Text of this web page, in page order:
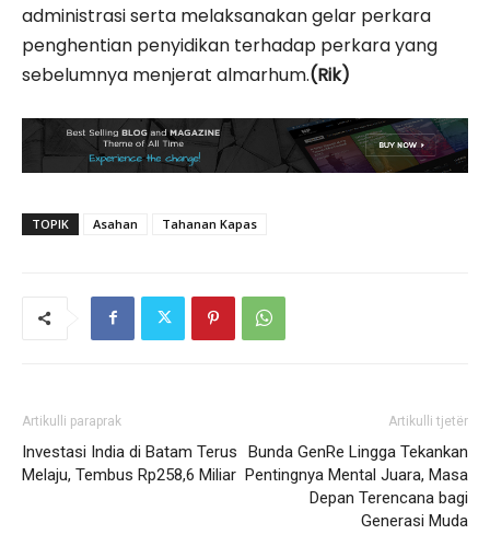
administrasi serta melaksanakan gelar perkara
penghentian penyidikan terhadap perkara yang
sebelumnya menjerat almarhum.(Rik)
TOPIK Asahan Tahanan Kapas
Artikulli paraprak
Investasi India di Batam Terus
Melaju, Tembus Rp258,6 Miliar
Artikulli tjetër
Bunda GenRe Lingga Tekankan
Pentingnya Mental Juara, Masa
Depan Terencana bagi
Generasi Muda